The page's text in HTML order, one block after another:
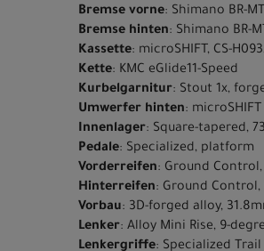
Bremse vorne: Shimano BR-
Bremse hinten: Shimano BR-
Kassette: microSHIFT, CS-
Kette: KMC eGlide11-Speed
Kurbelgarnitur: Stout 1x,
Umwerfer hinten:
Innenlager: Square-tapered,
Pedale: Specialized, platform
Vorderreifen: Ground Control,
Hinterreifen: Ground Control,
Vorbau: 3D-forged alloy,
Lenker: Alloy Mini Rise, 9-
Lenkergriffe: Specialized